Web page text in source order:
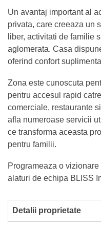
Un avantaj important al
privata, care creeaza un
liber, activitati de familie
aglomerata. Casa
oferind confort
Zona este cunoscuta
pentru accesul rapid
comerciale, restaurante
afla numeroase servicii
ce transforma aceasta
pentru familii.
Programeaza o
alaturi de echipa BLISS
Detalii proprietate